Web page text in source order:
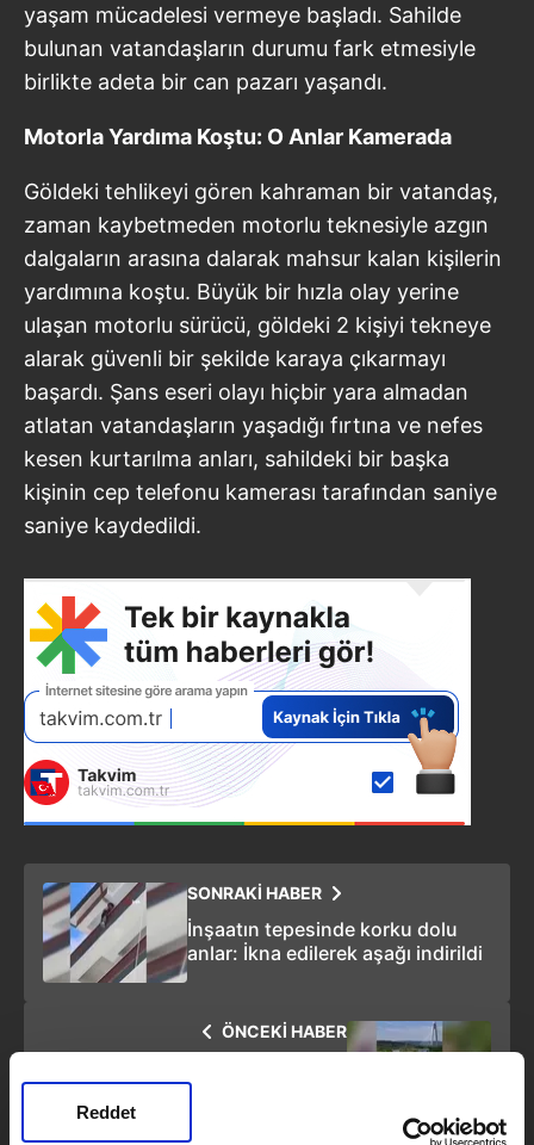
Reddet
yaşam mücadelesi vermeye başladı. Sahilde
bulunan vatandaşların durumu fark etmesiyle
birlikte adeta bir can pazarı yaşandı.
Motorla Yardıma Koştu: O Anlar Kamerada
Göldeki tehlikeyi gören kahraman bir vatandaş,
zaman kaybetmeden motorlu teknesiyle azgın
dalgaların arasına dalarak mahsur kalan kişilerin
yardımına koştu. Büyük bir hızla olay yerine
ulaşan motorlu sürücü, göldeki 2 kişiyi tekneye
alarak güvenli bir şekilde karaya çıkarmayı
başardı. Şans eseri olayı hiçbir yara almadan
atlatan vatandaşların yaşadığı fırtına ve nefes
kesen kurtarılma anları, sahildeki bir başka
kişinin cep telefonu kamerası tarafından saniye
saniye kaydedildi.
SONRAKİ HABER
İnşaatın tepesinde korku dolu
anlar: İkna edilerek aşağı indirildi
ÖNCEKİ HABER
Togg konvoyu: Milliler Dünya
Kupası için ABD'ye uçtu